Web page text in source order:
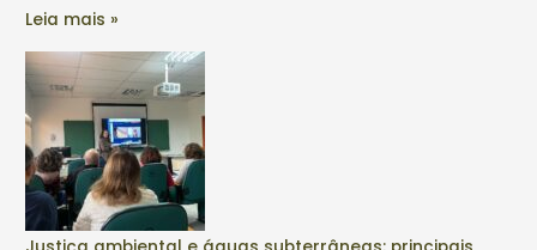
Leia mais »